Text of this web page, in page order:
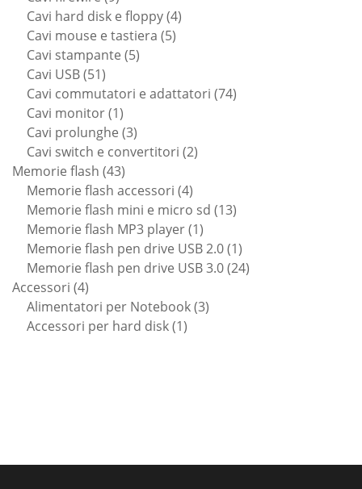
prodotti
Cavi hard disk e floppy 44
Cavi mouse e tastiera 55
Cavi stampante 55
Cavi USB 5151
prodotti
Cavi commutatori e adattatori 7474
Cavi monitor 11
prodotto
Cavi prolunghe 33
prodotti
Cavi switch e convertitori 22
Memorie flash 4343
prodotti
Memorie flash accessori 44
prodotti
Memorie flash mini e micro sd 1313
Memorie flash MP3 player 11
prodotto
Memorie flash pen drive USB 2.0 11
prodotto
Memorie flash pen drive USB 3.0 2424
Accessori 44
prodotti
Alimentatori per Notebook 33
Accessori per hard disk 11